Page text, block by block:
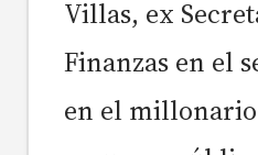
Villas, ex
Finanzas en el
en el